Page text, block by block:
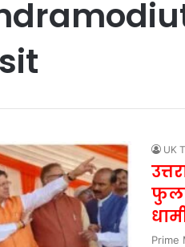
UK
Prime